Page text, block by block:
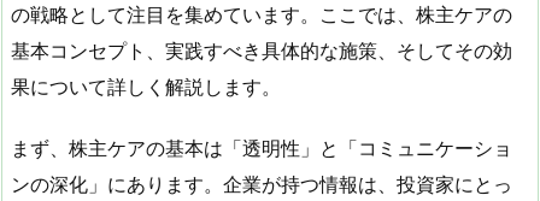
の戦略として注目を集めています。ここでは、株主ケアの
基本コンセプト、実践すべき具体的な施策、そしてその効
果について詳しく解説します。
まず、株主ケアの基本は「透明性」と「コミュニケーショ
ンの深化」にあります。企業が持つ情報は、投資家にとっ